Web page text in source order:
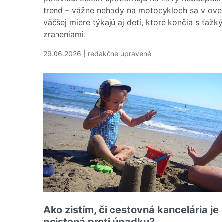
trend – vážne nehody na motocykloch sa v
väčšej miere týkajú aj detí, ktoré končia s
zraneniami.
29.06.2026 | redakčne upravené
Ako zistím, či cestovná kancelária je